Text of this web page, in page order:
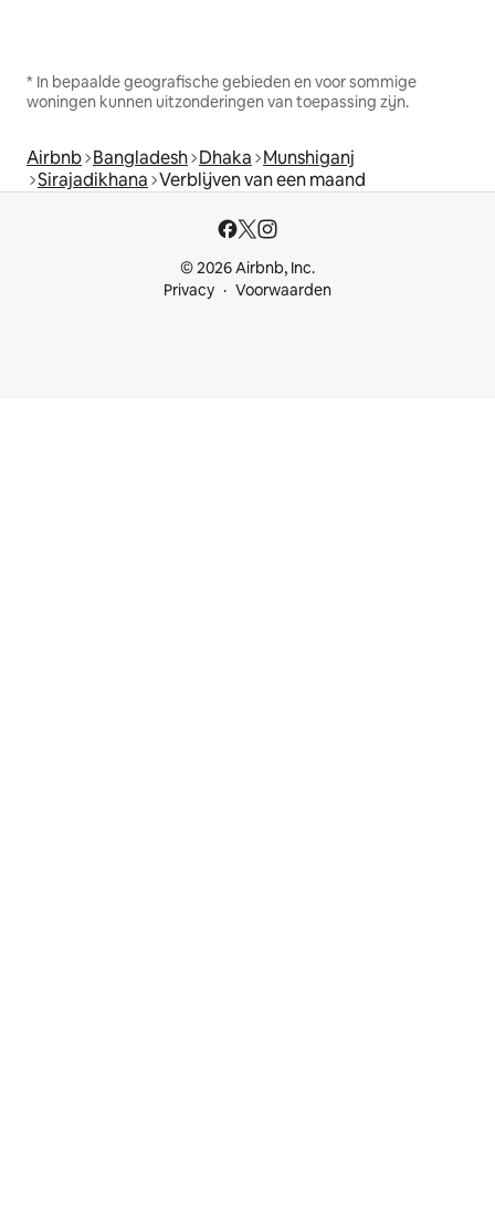
* In bepaalde geografische gebieden en voor sommige
woningen kunnen uitzonderingen van toepassing zijn.
Airbnb Bangladesh Dhaka Munshiganj
Sirajadikhana Verblijven van een maand
© 2026 Airbnb, Inc.
Privacy
Voorwaarden